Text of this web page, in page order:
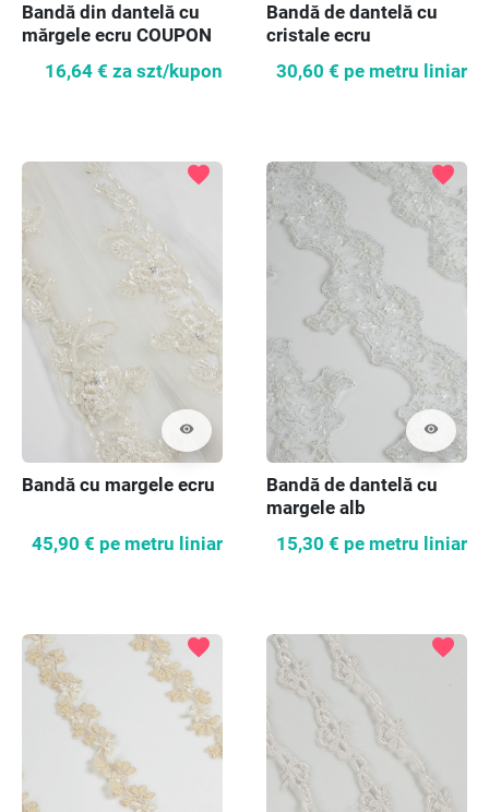
Bandă din dantelă cu
mărgele ecru COUPON
16,64 € za szt/kupon
Bandă de dantelă cu
cristale ecru
30,60 € pe metru liniar
visibility
favorite
Bandă cu margele ecru
45,90 € pe metru liniar
visibility
favorite
Bandă de dantelă cu
margele alb
15,30 € pe metru liniar
favorite favorite